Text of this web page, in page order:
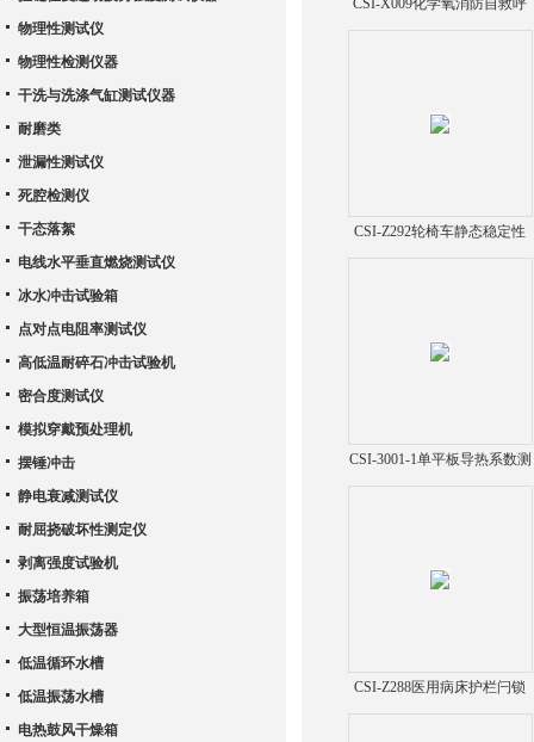
CSI-X009化学氧消防自救呼
CSI-Z292轮椅车静态稳定性
CSI-3001-1单平板导热系数测
CSI-Z288医用病床护栏闩锁
物理性测试仪
物理性检测仪器
干洗与洗涤气缸测试仪器
耐磨类
泄漏性测试仪
死腔检测仪
干态落絮
电线水平垂直燃烧测试仪
冰水冲击试验箱
点对点电阻率测试仪
高低温耐碎石冲击试验机
密合度测试仪
模拟穿戴预处理机
摆锤冲击
静电衰减测试仪
耐屈挠破坏性测定仪
剥离强度试验机
振荡培养箱
大型恒温振荡器
低温循环水槽
低温振荡水槽
电热鼓风干燥箱